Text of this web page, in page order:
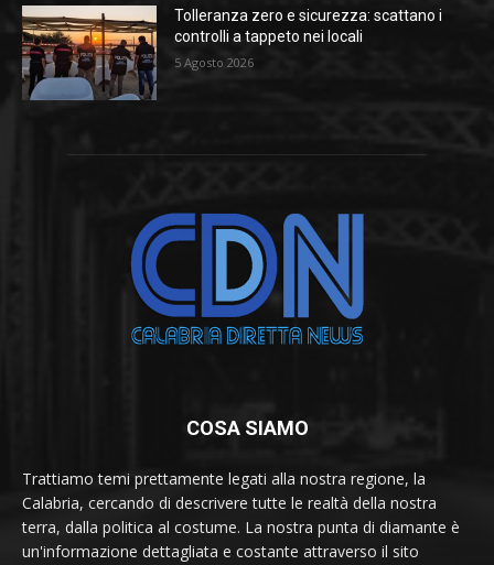
Tolleranza zero e sicurezza: scattano i
controlli a tappeto nei locali
5 Agosto 2026
COSA SIAMO
Trattiamo temi prettamente legati alla nostra regione, la
Calabria, cercando di descrivere tutte le realtà della nostra
terra, dalla politica al costume. La nostra punta di diamante è
un'informazione dettagliata e costante attraverso il sito